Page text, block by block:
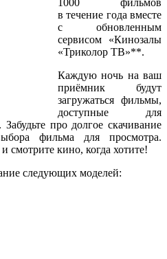
в течение года вместе
с обновленным
сервисом «Кинозалы
«Триколор ТВ»**.
Каждую ночь на ваш
приёмник будут
загружаться фильмы,
доступные для
про долгое скачивание
фильма для просмотра.
смотрите кино, когда хотите!
следующих моделей: